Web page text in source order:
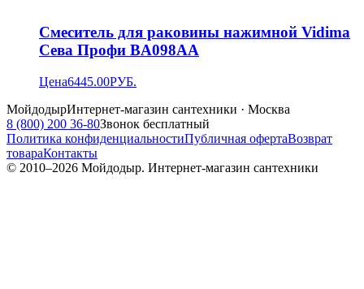
Смеситель для раковины нажимной Vidima
Сева Профи BA098AA
Цена6445.00РУБ.
МойдодырИнтернет-магазин сантехники · Москва
8 (800) 200 36-80Звонок бесплатный
Политика конфиденциальностиПубличная офертаВозврат
товараКонтакты
© 2010–2026 Мойдодыр. Интернет-магазин сантехники